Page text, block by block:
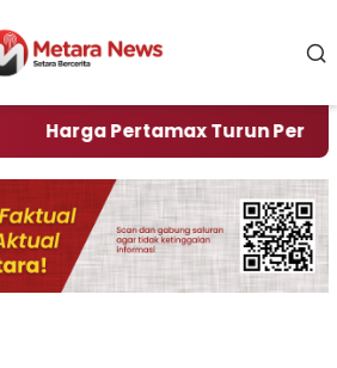
Harga Pertamax Turun Per Hari Ini,